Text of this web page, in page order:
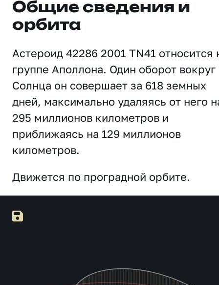
Общие сведения и
орбита
Астероид 42286 2001 TN41 относится
группе Аполлона. Один оборот вокруг
Солнца он совершает за 618 земных
дней, максимально удаляясь от него
295 миллионов километров и
приближаясь на 129 миллионов
километров.
Движется по проградной орбите.